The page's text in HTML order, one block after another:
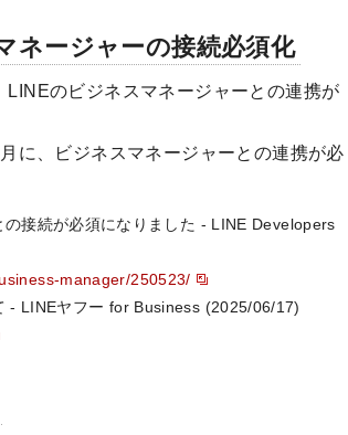
ネージャーの接続必須化
のビジネスマネージャーとの連携が
に、ビジネスマネージャーとの連携が必
接続が必須になりました - LINE Developers
manager/250523/
- LINEヤフー for Business (2025/06/17)